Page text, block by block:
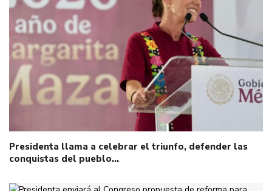
Presidenta llama a celebrar el triunfo, defender las
conquistas del pueblo…